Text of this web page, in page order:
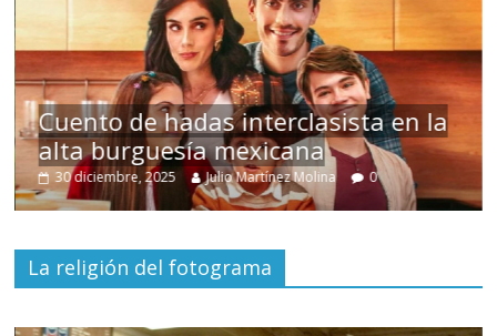
Cuento de hadas interclasista en la
alta burguesía mexicana
30 diciembre, 2025 Julio Martínez Molina 0
La religión del fotograma